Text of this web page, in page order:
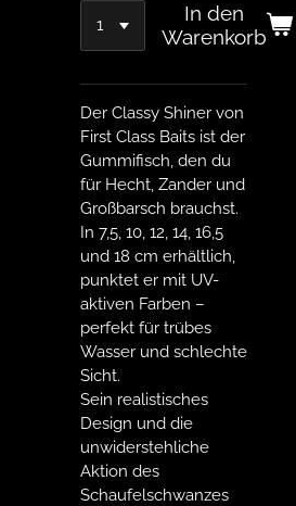
In den
Warenkorb
Der Classy Shiner von
First Class Baits ist der
Gummifisch, den du
für Hecht, Zander und
Großbarsch brauchst.
In 7,5, 10, 12, 14, 16,5
und 18 cm erhältlich,
punktet er mit UV-
aktiven Farben –
perfekt für trübes
Wasser und schlechte
Sicht.
Sein realistisches
Design und die
unwiderstehliche
Aktion des
Schaufelschwanzes